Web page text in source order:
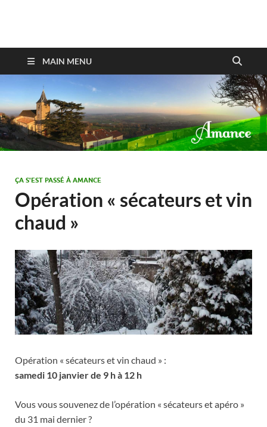
Amance
MAIN MENU
ÇA S'EST PASSÉ À AMANCE
Opération « sécateurs et vin
chaud »
Opération « sécateurs et vin chaud » :
samedi 10 janvier de 9 h à 12 h
Vous vous souvenez de l’opération « sécateurs et apéro »
du 31 mai dernier ?